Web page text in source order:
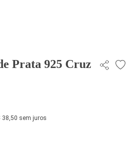
Prata 925 Cruz
38,50 sem juros